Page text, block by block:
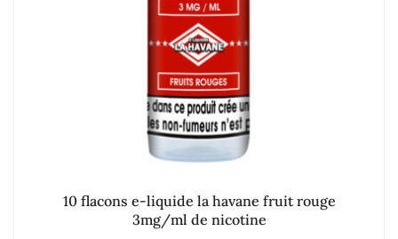
10 flacons e-liquide la havane fruit rouge
3mg/ml de nicotine